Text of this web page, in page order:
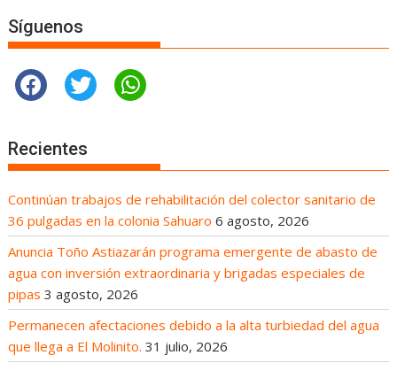
Síguenos
Recientes
Continúan trabajos de rehabilitación del colector sanitario de
36 pulgadas en la colonia Sahuaro 6 agosto, 2026
Anuncia Toño Astiazarán programa emergente de abasto de
agua con inversión extraordinaria y brigadas especiales de
pipas 3 agosto, 2026
Permanecen afectaciones debido a la alta turbiedad del agua
que llega a El Molinito. 31 julio, 2026